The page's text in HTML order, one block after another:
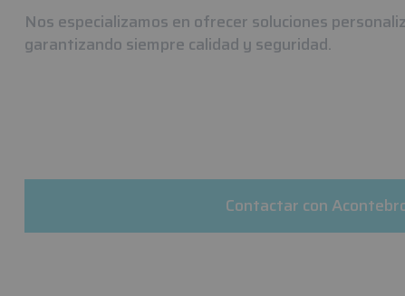
Nos especializamos en ofrecer soluciones
garantizando siempre calidad y seguridad.
Contactar con